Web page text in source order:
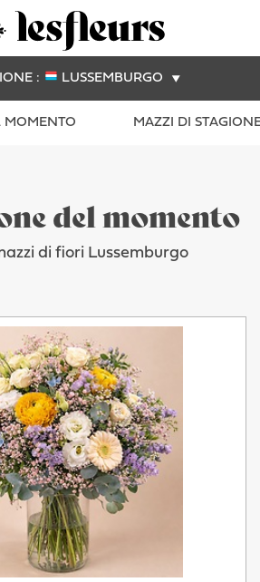
: LUSSEMBURGO
MOMENTO MAZZI DI
del momento
di fiori Lussemburgo